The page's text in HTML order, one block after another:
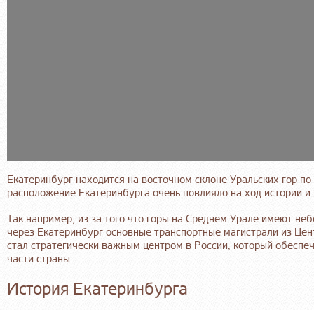
Екатеринбург находится на восточном склоне Уральских гор
расположение Екатеринбурга очень повлияло на ход истории и
Так например, из за того что горы на Среднем Урале имеют
через Екатеринбург основные транспортные магистрали из
стал стратегически важным центром в России, который
части страны.
История Екатеринбурга